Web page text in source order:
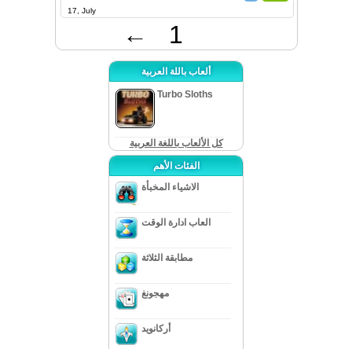
17, July
← 1
ألعاب باللة العربية
Turbo Sloths
كل الألعاب باللغة العربية
الفئات الأهم
الاشياء المخبأة
العاب ادارة الوقت
مطابقة الثلاثة
مهجونغ
أركانويد